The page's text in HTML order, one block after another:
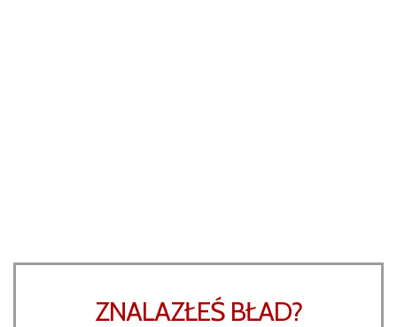
ZNALAZŁEŚ BŁAD?